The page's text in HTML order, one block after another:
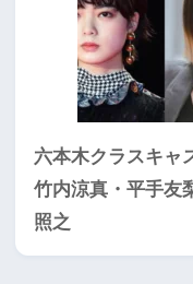
六本木クラスキャ
竹内涼真・平手友
照之